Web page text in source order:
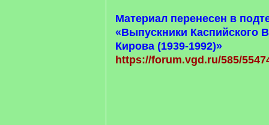
Материал перенесен в
«Выпускники
Кирова (1939-1992)»
https://forum.vgd.ru/585/